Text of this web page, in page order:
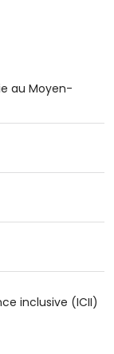
au Moyen-
inclusive (ICII)